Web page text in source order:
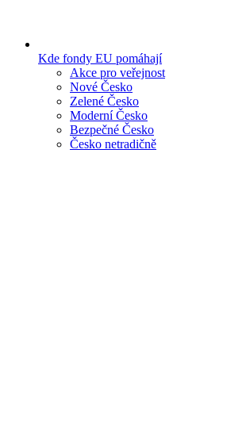
Kde fondy EU pomáhají
Akce pro veřejnost
Nové Česko
Zelené Česko
Moderní Česko
Bezpečné Česko
Česko netradičně